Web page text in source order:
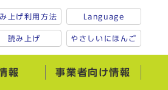
上げ利用方法
読み上げ
Language
やさしいにほんご
報 事業者向け情報